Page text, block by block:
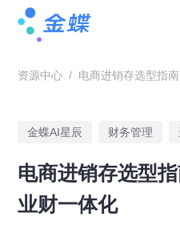
资源中心 / 电商进销存选型指
金蝶AI星辰 财务管理
电商进销存选型
业财一体化